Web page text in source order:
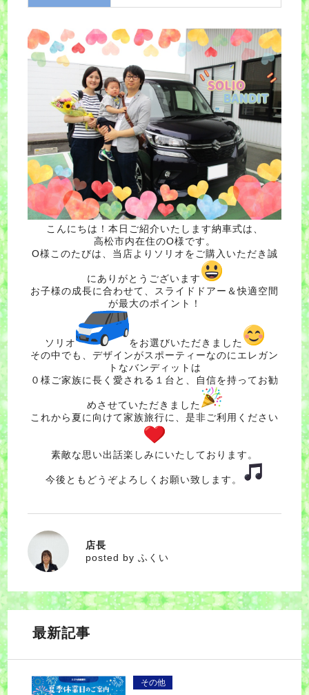
こんにちは！本日ご紹介いたします納車式は、
高松市内在住のO様です。
O様このたびは、当店よりソリオをご購入いただき誠
にありがとうございます
お子様の成長に合わせて、スライドドアー＆快適空間
が最大のポイント！
ソリオ
をお選びいただきました
その中でも、デザインがスポーティーなのにエレガン
トなバンディットは
０様ご家族に長く愛される１台と、自信を持ってお勧
めさせていただきました
これから夏に向けて家族旅行に、是非ご利用ください
素敵な思い出話楽しみにいたしております。
今後ともどうぞよろしくお願い致します。
ふくい
店長
posted by ふくい
最新記事
その他